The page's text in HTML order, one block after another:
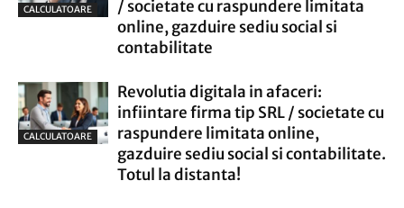
CALCULATOARE
/ societate cu raspundere limitata
online, gazduire sediu social si
contabilitate
CALCULATOARE
Revolutia digitala in afaceri:
infiintare firma tip SRL / societate cu
raspundere limitata online,
gazduire sediu social si contabilitate.
Totul la distanta!